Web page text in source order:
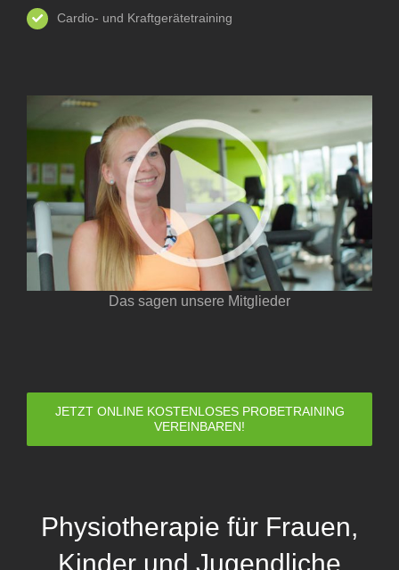
Cardio- und Kraftgerätetraining
Das sagen unsere Mitglieder
JETZT ONLINE KOSTENLOSES PROBETRAINING
VEREINBAREN!
Physiotherapie für Frauen,
Kinder und Jugendliche